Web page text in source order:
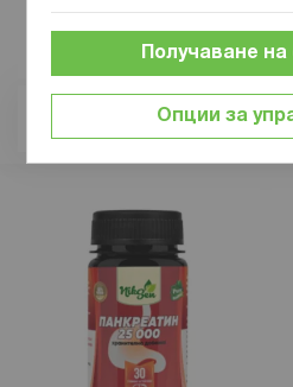
Опции за
Получаване